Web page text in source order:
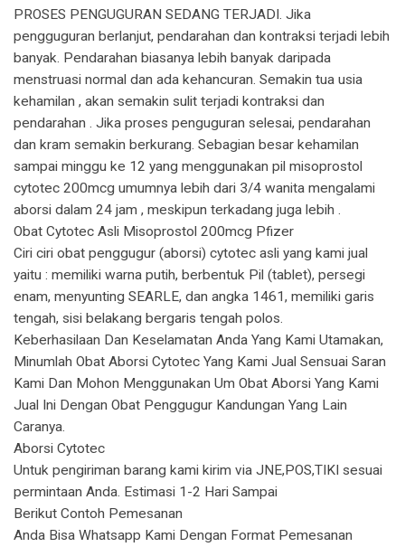
PROSES PENGUGURAN SEDANG TERJADI. Jika
pengguguran berlanjut, pendarahan dan kontraksi terjadi lebih
banyak. Pendarahan biasanya lebih banyak daripada
menstruasi normal dan ada kehancuran. Semakin tua usia
kehamilan , akan semakin sulit terjadi kontraksi dan
pendarahan . Jika proses penguguran selesai, pendarahan
dan kram semakin berkurang. Sebagian besar kehamilan
sampai minggu ke 12 yang menggunakan pil misoprostol
cytotec 200mcg umumnya lebih dari 3/4 wanita mengalami
aborsi dalam 24 jam , meskipun terkadang juga lebih .
Obat Cytotec Asli Misoprostol 200mcg Pfizer
Ciri ciri obat penggugur (aborsi) cytotec asli yang kami jual
yaitu : memiliki warna putih, berbentuk Pil (tablet), persegi
enam, menyunting SEARLE, dan angka 1461, memiliki garis
tengah, sisi belakang bergaris tengah polos.
Keberhasilaan Dan Keselamatan Anda Yang Kami Utamakan,
Minumlah Obat Aborsi Cytotec Yang Kami Jual Sensuai Saran
Kami Dan Mohon Menggunakan Um Obat Aborsi Yang Kami
Jual Ini Dengan Obat Penggugur Kandungan Yang Lain
Caranya.
Aborsi Cytotec
Untuk pengiriman barang kami kirim via JNE,POS,TIKI sesuai
permintaan Anda. Estimasi 1-2 Hari Sampai
Berikut Contoh Pemesanan
Anda Bisa Whatsapp Kami Dengan Format Pemesanan